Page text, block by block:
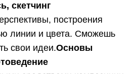
скетчинг
построения
линии и цвета. Сможешь
свои идеи.Основы